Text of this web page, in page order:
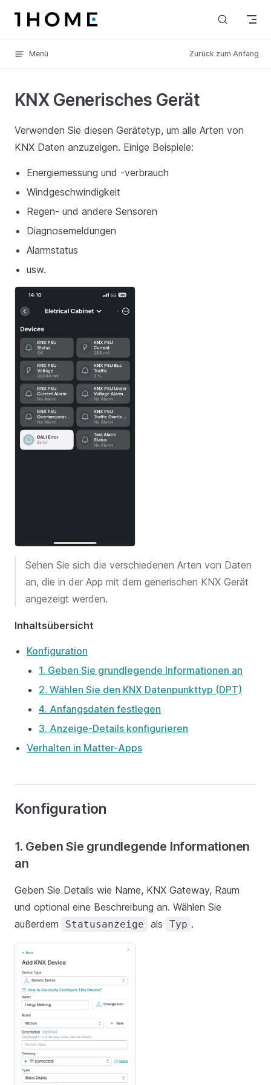
Skip to content
Menü Zurück zum Anfang
KNX Generisches Gerät
Verwenden Sie diesen Gerätetyp, um alle Arten von
KNX Daten anzuzeigen. Einige Beispiele:
Energiemessung und -verbrauch
Windgeschwindigkeit
Regen- und andere Sensoren
Diagnosemeldungen
Alarmstatus
usw.
Sehen Sie sich die verschiedenen Arten von Daten
an, die in der App mit dem generischen KNX Gerät
angezeigt werden.
Inhaltsübersicht
Konfiguration
1. Geben Sie grundlegende Informationen an
2. Wählen Sie den KNX Datenpunkttyp (DPT)
4. Anfangsdaten festlegen
3. Anzeige-Details konfigurieren
Verhalten in Matter-Apps
Konfiguration
1. Geben Sie grundlegende Informationen
an
Geben Sie Details wie Name, KNX Gateway, Raum
und optional eine Beschreibung an. Wählen Sie
außerdem
Statusanzeige als Typ .